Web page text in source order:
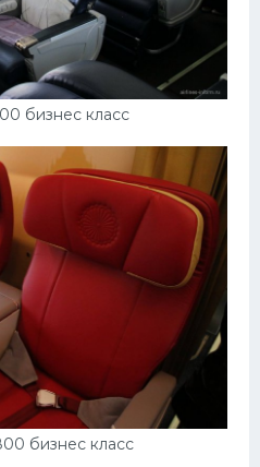
бизнес класс
бизнес класс